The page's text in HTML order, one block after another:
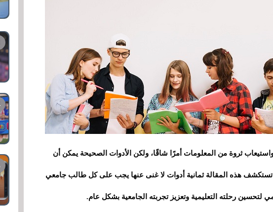
ثروة من المعلومات أمرًا شاقًا، ولكن الأدوات الصحيحة يمكن أن
هذه المقالة ثمانية أدوات لا غنى عنها يجب على كل طالب جامعي
لتحسين رحلته التعليمية وتعزيز تجربته الجامعية بشكل عام.